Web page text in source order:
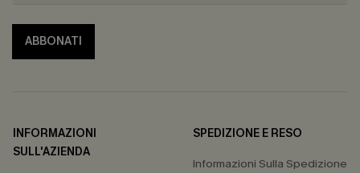
ABBONATI
INFORMAZIONI
SULL'AZIENDA
SPEDIZIONE E RESO
Informazioni Sulla Spedizione